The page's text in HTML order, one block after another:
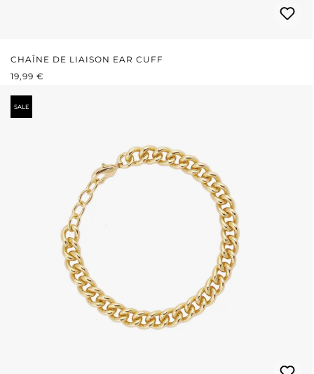
CHAÎNE DE LIAISON EAR CUFF
PRIX RÉGULIER :
19,99 €
SALE